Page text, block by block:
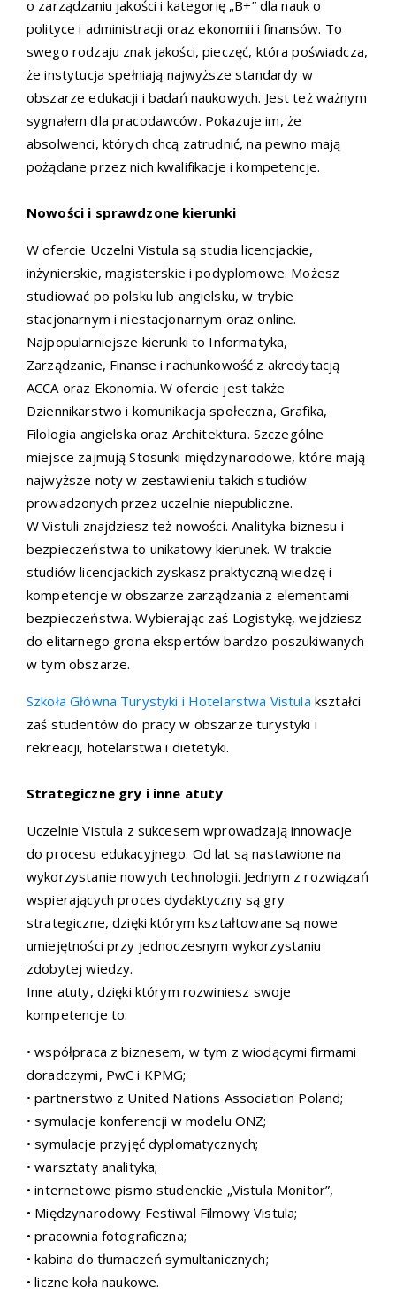
o zarządzaniu jakości i kategorię „B+” dla nauk o
polityce i administracji oraz ekonomii i finansów. To
swego rodzaju znak jakości, pieczęć, która poświadcza,
że instytucja spełniają najwyższe standardy w
obszarze edukacji i badań naukowych. Jest też ważnym
sygnałem dla pracodawców. Pokazuje im, że
absolwenci, których chcą zatrudnić, na pewno mają
pożądane przez nich kwalifikacje i kompetencje.
Nowości i sprawdzone kierunki
W ofercie Uczelni Vistula są studia licencjackie,
inżynierskie, magisterskie i podyplomowe. Możesz
studiować po polsku lub angielsku, w trybie
stacjonarnym i niestacjonarnym oraz online.
Najpopularniejsze kierunki to Informatyka,
Zarządzanie, Finanse i rachunkowość z akredytacją
ACCA oraz Ekonomia. W ofercie jest także
Dziennikarstwo i komunikacja społeczna, Grafika,
Filologia angielska oraz Architektura. Szczególne
miejsce zajmują Stosunki międzynarodowe, które mają
najwyższe noty w zestawieniu takich studiów
prowadzonych przez uczelnie niepubliczne.
W Vistuli znajdziesz też nowości. Analityka biznesu i
bezpieczeństwa to unikatowy kierunek. W trakcie
studiów licencjackich zyskasz praktyczną wiedzę i
kompetencje w obszarze zarządzania z elementami
bezpieczeństwa. Wybierając zaś Logistykę, wejdziesz
do elitarnego grona ekspertów bardzo poszukiwanych
w tym obszarze.
Szkoła Główna Turystyki i Hotelarstwa Vistula kształci
zaś studentów do pracy w obszarze turystyki i
rekreacji, hotelarstwa i dietetyki.
Strategiczne gry i inne atuty
Uczelnie Vistula z sukcesem wprowadzają innowacje
do procesu edukacyjnego. Od lat są nastawione na
wykorzystanie nowych technologii. Jednym z rozwiązań
wspierających proces dydaktyczny są gry
strategiczne, dzięki którym kształtowane są nowe
umiejętności przy jednoczesnym wykorzystaniu
zdobytej wiedzy.
Inne atuty, dzięki którym rozwiniesz swoje
kompetencje to:
• współpraca z biznesem, w tym z wiodącymi firmami
doradczymi, PwC i KPMG;
• partnerstwo z United Nations Association Poland;
• symulacje konferencji w modelu ONZ;
• symulacje przyjęć dyplomatycznych;
• warsztaty analityka;
• internetowe pismo studenckie „Vistula Monitor”,
• Międzynarodowy Festiwal Filmowy Vistula;
• pracownia fotograficzna;
• kabina do tłumaczeń symultanicznych;
• liczne koła naukowe.